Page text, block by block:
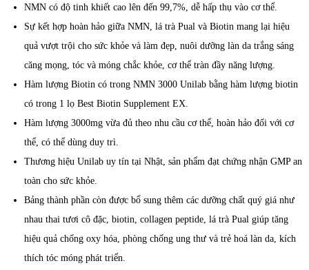
NMN có độ tinh khiết cao lên đến 99,7%, dễ hấp thụ vào cơ thể.
Sự kết hợp hoàn hảo giữa NMN, lá trà Pual và Biotin mang lại hiệu
quả vượt trội cho sức khỏe và làm đẹp, nuôi dưỡng làn da trắng sáng
căng mọng, tóc và móng chắc khỏe, cơ thể tràn đầy năng lượng.
Hàm lượng Biotin có trong NMN 3000 Unilab bằng hàm lượng biotin
có trong 1 lọ Best Biotin Supplement EX.
Hàm lượng 3000mg vừa đủ theo nhu cầu cơ thể, hoàn hảo đối với cơ
thể, có thể dùng duy trì.
Thương hiệu Unilab uy tín tại Nhật, sản phẩm đạt chứng nhận GMP an
toàn cho sức khỏe.
Bảng thành phần còn được bổ sung thêm các dưỡng chất quý giá như
nhau thai tươi cô đặc, biotin, collagen peptide, lá trà Pual giúp tăng
hiệu quả chống oxy hóa, phòng chống ung thư và trẻ hoá làn da, kích
thích tóc móng phát triển.